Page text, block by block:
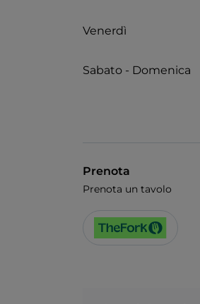
Venerdì
Sabato - Domenica
Prenota
Prenota un tavolo